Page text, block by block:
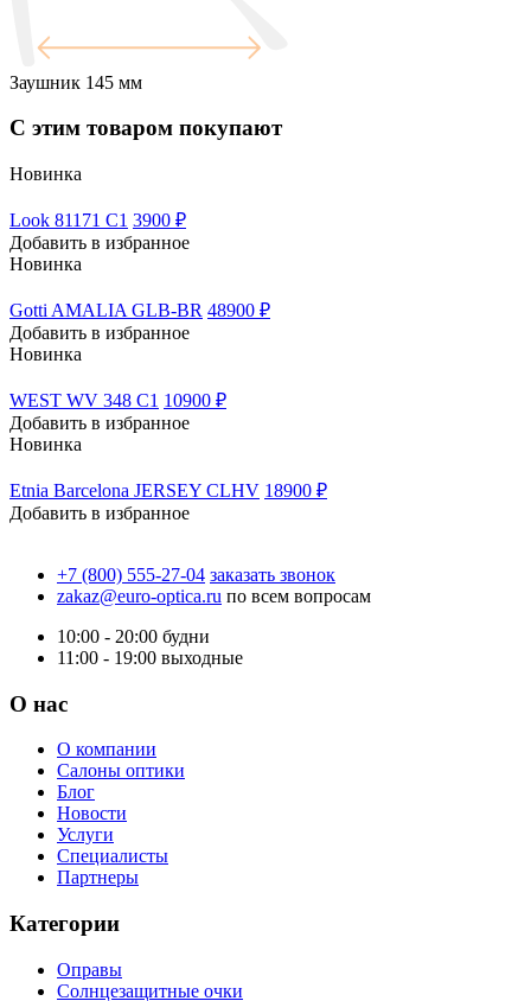
Заушник 145 мм
С этим товаром покупают
Новинка
Look 81171 C1 3900 ₽
Добавить в избранное
Новинка
Gotti AMALIA GLB-BR 48900 ₽
Добавить в избранное
Новинка
WEST WV 348 C1 10900 ₽
Добавить в избранное
Новинка
Etnia Barcelona JERSEY CLHV 18900 ₽
Добавить в избранное
+7 (800) 555-27-04 заказать звонок
zakaz@euro-optica.ru по всем вопросам
10:00 - 20:00 будни
11:00 - 19:00 выходные
О нас
О компании
Салоны оптики
Блог
Новости
Услуги
Специалисты
Партнеры
Категории
Оправы
Солнцезащитные очки